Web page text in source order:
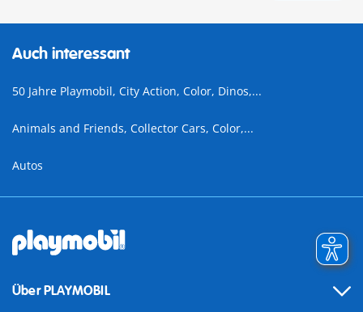
Auch interessant
50 Jahre Playmobil, City Action, Color, Dinos,...
Animals and Friends, Collector Cars, Color,...
Autos
Über PLAYMOBIL